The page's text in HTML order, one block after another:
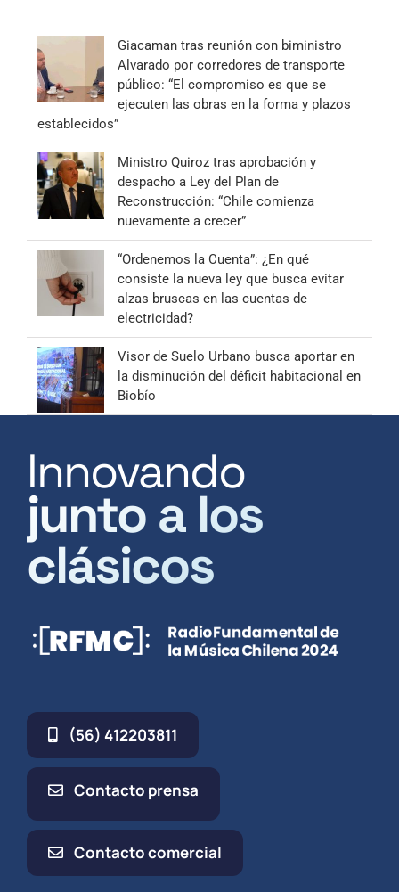
Giacaman tras reunión con biministro
Alvarado por corredores de transporte
público: “El compromiso es que se
ejecuten las obras en la forma y plazos
establecidos”
Ministro Quiroz tras aprobación y
despacho a Ley del Plan de
Reconstrucción: “Chile comienza
nuevamente a crecer”
“Ordenemos la Cuenta”: ¿En qué
consiste la nueva ley que busca evitar
alzas bruscas en las cuentas de
electricidad?
Visor de Suelo Urbano busca aportar en
la disminución del déficit habitacional en
Biobío
Innovando
junto a los
clásicos
(56) 412203811
Contacto prensa
Contacto comercial